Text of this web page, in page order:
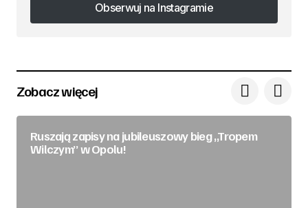
Obserwuj na Instagramie
Obserwuj na Instagramie
Zobacz więcej
Ruszają zapisy na jubileuszowy bieg „Tropem
Wilczym” w Opolu!